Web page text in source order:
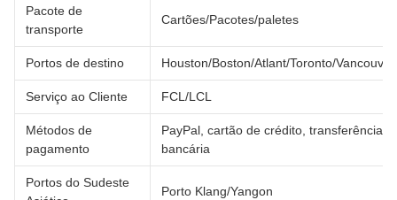
Pacote de
transporte
Cartões/Pacotes/paletes
Portos de destino Houston/Boston/Atlant/Toronto/Vancouver
Serviço ao Cliente FCL/LCL
Métodos de
pagamento
PayPal, cartão de crédito, transferência
bancária
Portos do Sudeste
Porto Klang/Yangon